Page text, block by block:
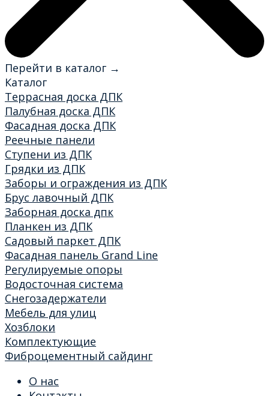
Перейти в каталог →
Каталог
Террасная доска ДПК
Палубная доска ДПК
Фасадная доска ДПК
Реечные панели
Ступени из ДПК
Грядки из ДПК
Заборы и ограждения из ДПК
Брус лавочный ДПК
Заборная доска дпк
Планкен из ДПК
Садовый паркет ДПК
Фасадная панель Grand Line
Регулируемые опоры
Водосточная система
Снегозадержатели
Мебель для улиц
Хозблоки
Комплектующие
Фиброцементный сайдинг
О нас